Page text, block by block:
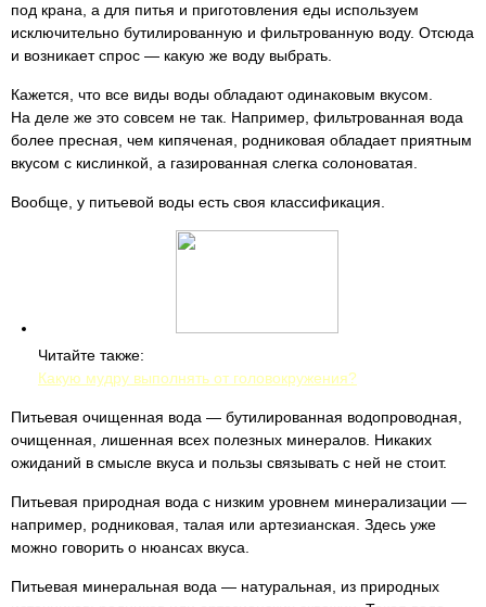
под крана, а для питья и приготовления еды используем
исключительно бутилированную и фильтрованную воду. Отсюда
и возникает спрос — какую же воду выбрать.
Кажется, что все виды воды обладают одинаковым вкусом.
На деле же это совсем не так. Например, фильтрованная вода
более пресная, чем кипяченая, родниковая обладает приятным
вкусом с кислинкой, а газированная слегка солоноватая.
Вообще, у питьевой воды есть своя классификация.
Читайте также:
Какую мудру выполнять от головокружения?
Питьевая очищенная вода — бутилированная водопроводная,
очищенная, лишенная всех полезных минералов. Никаких
ожиданий в смысле вкуса и пользы связывать с ней не стоит.
Питьевая природная вода с низким уровнем минерализации —
например, родниковая, талая или артезианская. Здесь уже
можно говорить о нюансах вкуса.
Питьевая минеральная вода — натуральная, из природных